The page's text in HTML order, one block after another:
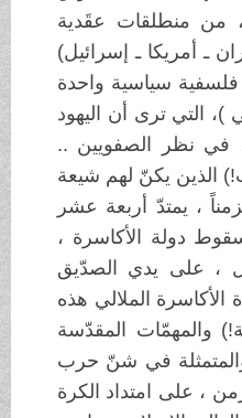
منطلقات عقَدية
ـ أمريكا ـ إسرائيل)
سياسية واحدة
التي ترى أن اليهود
نظر الصفويين ..
يكنّ لهم شيعة
، يمتدّ أربعة عشر
دولة الأكاسرة ،
، على يدي الصدّيق
الملالي هذه
والمهمّات المقدّسة
في شنّ حرب
، على امتداد الكرة